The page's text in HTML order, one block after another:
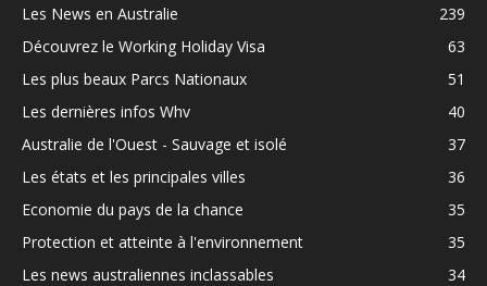
Les News en Australie
239
Découvrez le Working Holiday Visa
63
Les plus beaux Parcs Nationaux
51
Les dernières infos Whv
40
Australie de l'Ouest - Sauvage et isolé
37
Les états et les principales villes
36
Economie du pays de la chance
35
Protection et atteinte à l'environnement
35
Les news australiennes inclassables
34